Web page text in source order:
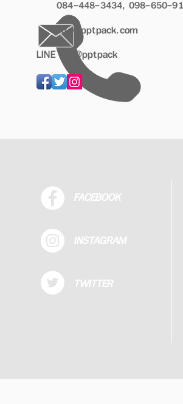
084-448-3434, 098-650-
info@pptpack.com
LINE ID: @pptpack
FACEBOOK
INSTAGRAM
TWITTER